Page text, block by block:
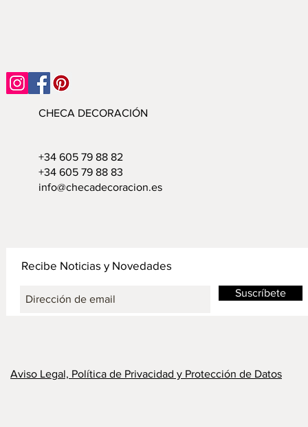
CHECA DECORACIÓN
+34 605 79 88 82
+34 605 79 88 83
info@checadecoracion.es
Recibe Noticias y Novedades
Suscríbete
Aviso Legal, Política de Privacidad y Protección de Datos